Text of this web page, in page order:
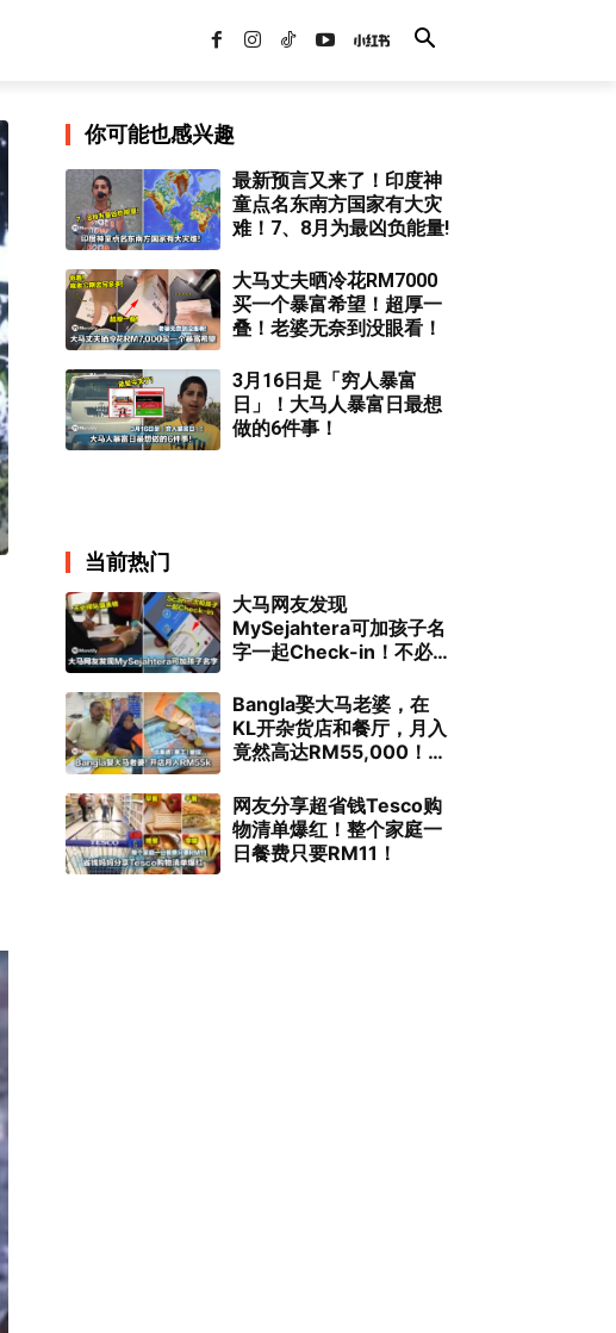
你可能也感兴趣
最新预言又来了！印度神
童点名东南方国家有大灾
难！7、8月为最凶负能量!
大马丈夫晒冷花RM7000
买一个暴富希望！超厚一
叠！老婆无奈到没眼看！
3月16日是「穷人暴富
日」！大马人暴富日最想
做的6件事！
当前热门
大马网友发现
MySejahtera可加孩子名
字一起Check-in！不必再
Bangla娶大马老婆，在
KL开杂货店和餐厅，月入
竟然高达RM55,000！结
网友分享超省钱Tesco购
物清单爆红！整个家庭一
日餐费只要RM11！